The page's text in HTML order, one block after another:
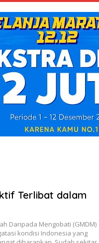
Terlibat dalam
Daripada Mengobati (GMDM)
kondisi Indonesia yang